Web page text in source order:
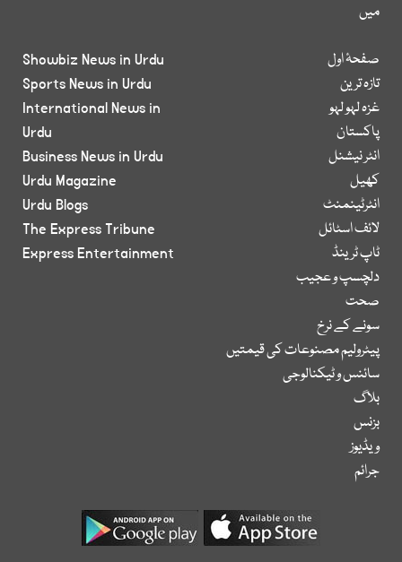
میں
صفحۂ اول
تازہ ترین
غزہ لہو لہو
پاکستان
انٹر نیشنل
کھیل
انٹرٹینمنٹ
لائف اسٹائل
ٹاپ ٹرینڈ
دلچسپ و عجیب
صحت
سونے کے نرخ
پیٹرولیم مصنوعات کی قیمتیں
سائنس و ٹیکنالوجی
بلاگ
بزنس
ویڈیوز
جرائم
Showbiz News in Urdu
Sports News in Urdu
International News in
Urdu
Business News in Urdu
Urdu Magazine
Urdu Blogs
The Express Tribune
Express Entertainment